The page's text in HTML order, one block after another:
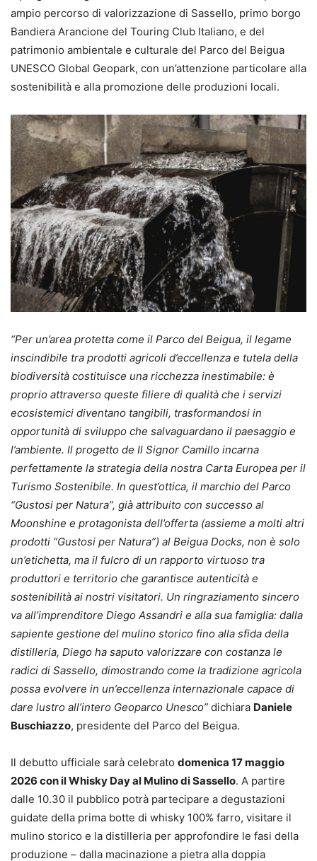
ampio percorso di valorizzazione di Sassello, primo borgo
Bandiera Arancione del Touring Club Italiano, e del
patrimonio ambientale e culturale del Parco del Beigua
UNESCO Global Geopark, con un’attenzione particolare alla
sostenibilità e alla promozione delle produzioni locali.
“Per un’area protetta come il Parco del Beigua, il legame
inscindibile tra prodotti agricoli d’eccellenza e tutela della
biodiversità costituisce una ricchezza inestimabile: è
proprio attraverso queste filiere di qualità che i servizi
ecosistemici diventano tangibili, trasformandosi in
opportunità di sviluppo che salvaguardano il paesaggio e
l’ambiente. Il progetto de Il Signor Camillo incarna
perfettamente la strategia della nostra Carta Europea per il
Turismo Sostenibile. In quest’ottica, il marchio del Parco
“Gustosi per Natura”, già attribuito con successo al
Moonshine e protagonista dell’offerta (assieme a molti altri
prodotti “Gustosi per Natura”) al Beigua Docks, non è solo
un’etichetta, ma il fulcro di un rapporto virtuoso tra
produttori e territorio che garantisce autenticità e
sostenibilità ai nostri visitatori. Un ringraziamento sincero
va all’imprenditore Diego Assandri e alla sua famiglia: dalla
sapiente gestione del mulino storico fino alla sfida della
distilleria, Diego ha saputo valorizzare con costanza le
radici di Sassello, dimostrando come la tradizione agricola
possa evolvere in un’eccellenza internazionale capace di
dare lustro all’intero Geoparco Unesco” dichiara Daniele
Buschiazzo, presidente del Parco del Beigua.
Il debutto ufficiale sarà celebrato domenica 17 maggio
2026 con il Whisky Day al Mulino di Sassello. A partire
dalle 10.30 il pubblico potrà partecipare a degustazioni
guidate della prima botte di whisky 100% farro, visitare il
mulino storico e la distilleria per approfondire le fasi della
produzione – dalla macinazione a pietra alla doppia